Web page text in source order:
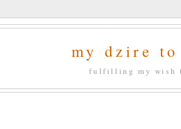
my dzire
fulfilling my wish